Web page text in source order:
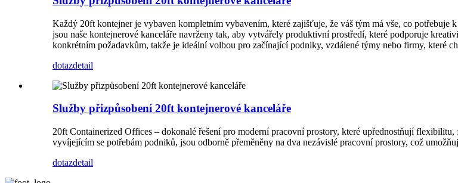
Každý 20ft kontejner je vybaven kompletním vybavením, které zajišťuje, že váš tým má vše, co
jsou naše kontejnerové kanceláře navrženy tak, aby vytvářely produktivní prostředí, které podporuje
konkrétním požadavkům, takže je ideální volbou pro začínající podniky, vzdálené týmy nebo firmy, které
dotazdetail
Služby přizpůsobení 20ft kontejnerové kanceláře
20ft Containerized Offices – dokonalé řešení pro moderní pracovní prostory, které upřednostňují
vyvíjejícím se potřebám podniků, jsou odborně přeměněny na dva nezávislé pracovní prostory, což
dotazdetail